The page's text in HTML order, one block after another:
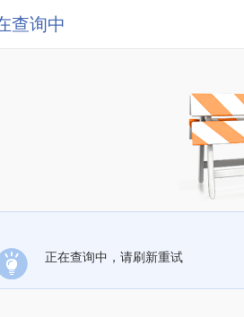
查询中
正在查询中，请刷新重试